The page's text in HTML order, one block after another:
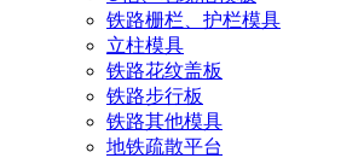
铁路栅栏、护栏模具
立柱模具
铁路花纹盖板
铁路步行板
铁路其他模具
地铁疏散平台